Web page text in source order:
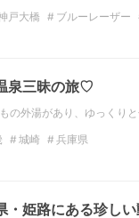
戸大橋 ブルーレーザー
泉三昧の旅♡
の外湯があり、ゆっくり
城崎 兵庫県
・姫路にある珍しい